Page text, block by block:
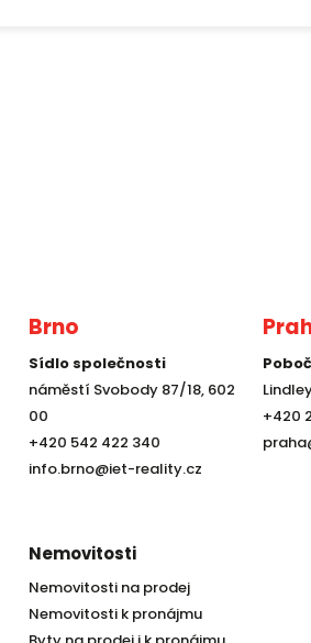
Brno
Sídlo společnosti
náměstí Svobody 87/18, 602
00
+420 542 422 340
info.brno@iet-reality.cz
+420
Nemovitosti
Nemovitosti na prodej
Nemovitosti k pronájmu